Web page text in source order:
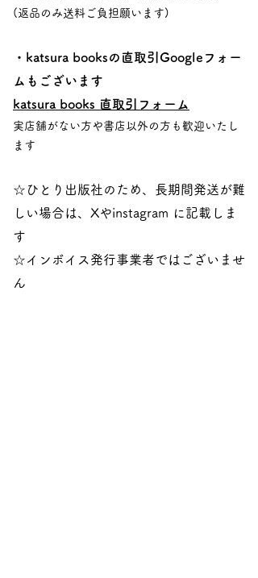
(返品のみ送料ご負担願います)
・katsura booksの直取引Googleフォー
ムもございます
katsura books 直取引フォーム
実店舗がない方や書店以外の方も歓迎いたし
ます
☆ひとり出版社のため、長期間発送が難
しい場合は、Xやinstagram に記載しま
す​​
☆インボイス発行事業者ではございませ
ん